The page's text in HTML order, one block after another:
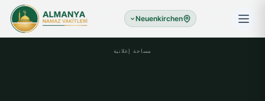
Neuenkirchen
مساحة إعلانية